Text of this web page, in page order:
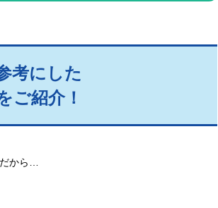
考にした
ご紹介！
から…